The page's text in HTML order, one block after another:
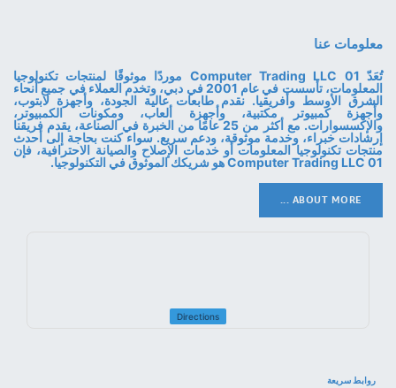
معلومات عنا
تُعَدّ 01 Computer Trading LLC موردًا موثوقًا لمنتجات تكنولوجيا
المعلومات، تأسست في عام 2001 في دبي، وتخدم العملاء في جميع أنحاء
الشرق الأوسط وأفريقيا. نقدم طابعات عالية الجودة، وأجهزة لابتوب،
وأجهزة كمبيوتر مكتبية، وأجهزة ألعاب، ومكونات الكمبيوتر،
والإكسسوارات. مع أكثر من 25 عامًا من الخبرة في الصناعة، يقدم فريقنا
إرشادات خبراء، وخدمة موثوقة، ودعم سريع. سواء كنت بحاجة إلى أحدث
منتجات تكنولوجيا المعلومات أو خدمات الإصلاح والصيانة الاحترافية، فإن
01 Computer Trading LLC هو شريكك الموثوق في التكنولوجيا.
ABOUT MORE ...
Directions
روابط سريعة